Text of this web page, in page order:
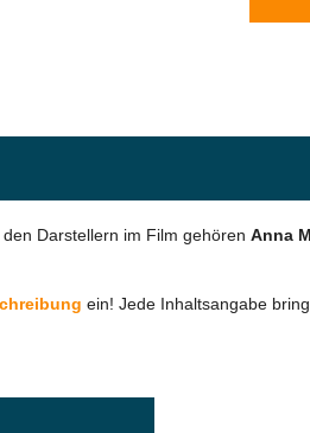
Darstellern im Film gehören Anna
ein! Jede Inhaltsangabe